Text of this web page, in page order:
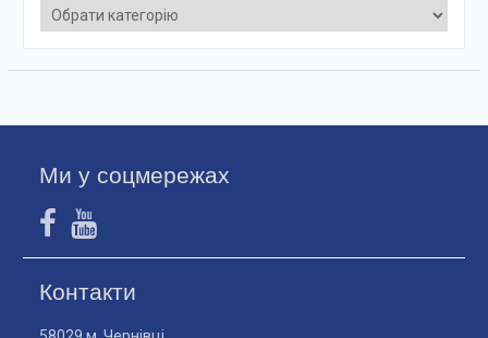
Категорії
Ми у соцмережах
Контакти